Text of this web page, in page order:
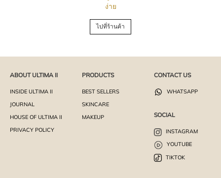
ง่าย
ไปที่ร้านค้า
ABOUT ULTIMA II
INSIDE ULTIMA II
JOURNAL
HOUSE OF ULTIMA II
PRIVACY POLICY
PRODUCTS
BEST SELLERS
SKINCARE
MAKEUP
CONTACT US
WHATSAPP
SOCIAL
INSTAGRAM
YOUTUBE
TIKTOK